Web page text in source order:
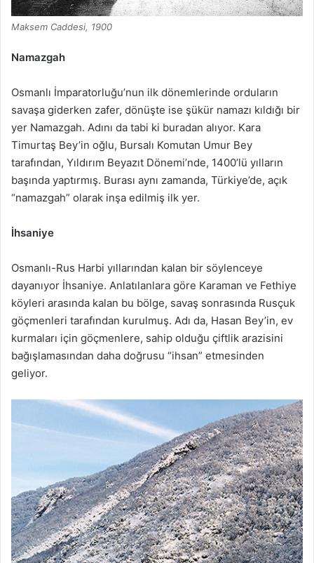
Maksem Caddesi, 1900
Namazgah
Osmanlı İmparatorluğu’nun ilk dönemlerinde orduların
savaşa giderken zafer, dönüşte ise şükür namazı kıldığı bir
yer Namazgah. Adını da tabi ki buradan alıyor. Kara
Timurtaş Bey’in oğlu, Bursalı Komutan Umur Bey
tarafından, Yıldırım Beyazıt Dönemi’nde, 1400’lü yılların
başında yaptırmış. Burası aynı zamanda, Türkiye’de, açık
“namazgah” olarak inşa edilmiş ilk yer.
İhsaniye
Osmanlı-Rus Harbi yıllarından kalan bir söylenceye
dayanıyor İhsaniye. Anlatılanlara göre Karaman ve Fethiye
köyleri arasında kalan bu bölge, savaş sonrasında Rusçuk
göçmenleri tarafından kurulmuş. Adı da, Hasan Bey’in, ev
kurmaları için göçmenlere, sahip olduğu çiftlik arazisini
bağışlamasından daha doğrusu “ihsan” etmesinden
geliyor.